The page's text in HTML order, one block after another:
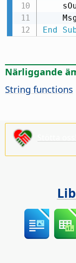
End
Närliggande
String functions